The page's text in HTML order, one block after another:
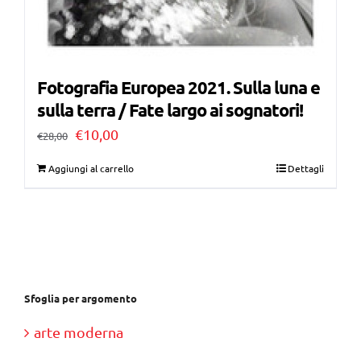
Fotografia Europea 2021. Sulla luna e
sulla terra / Fate largo ai sognatori!
€28,00 Il
€10,00Il
Aggiungi al carrello Dettagli
Sfoglia per argomento
arte moderna